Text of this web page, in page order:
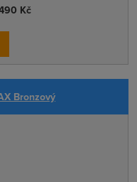
Kč
Bronzový